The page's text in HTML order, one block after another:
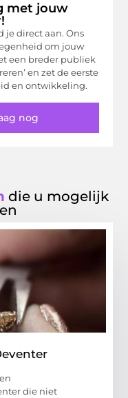
met jouw
je direct aan. Ons
om jouw
een breder publiek
en zet de eerste
en ontwikkeling.
nog
die u mogelijk
die niet